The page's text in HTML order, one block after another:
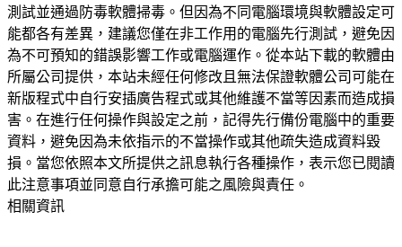
測試並通過防毒軟體掃毒。但因為不同電腦環境與軟體設定可
能都各有差異，建議您僅在非工作用的電腦先行測試，避免因
為不可預知的錯誤影響工作或電腦運作。從本站下載的軟體由
所屬公司提供，本站未經任何修改且無法保證軟體公司可能在
新版程式中自行安插廣告程式或其他維護不當等因素而造成損
害。在進行任何操作與設定之前，記得先行備份電腦中的重要
資料，避免因為未依指示的不當操作或其他疏失造成資料毀
損。當您依照本文所提供之訊息執行各種操作，表示您已閱讀
此注意事項並同意自行承擔可能之風險與責任。
相關資訊